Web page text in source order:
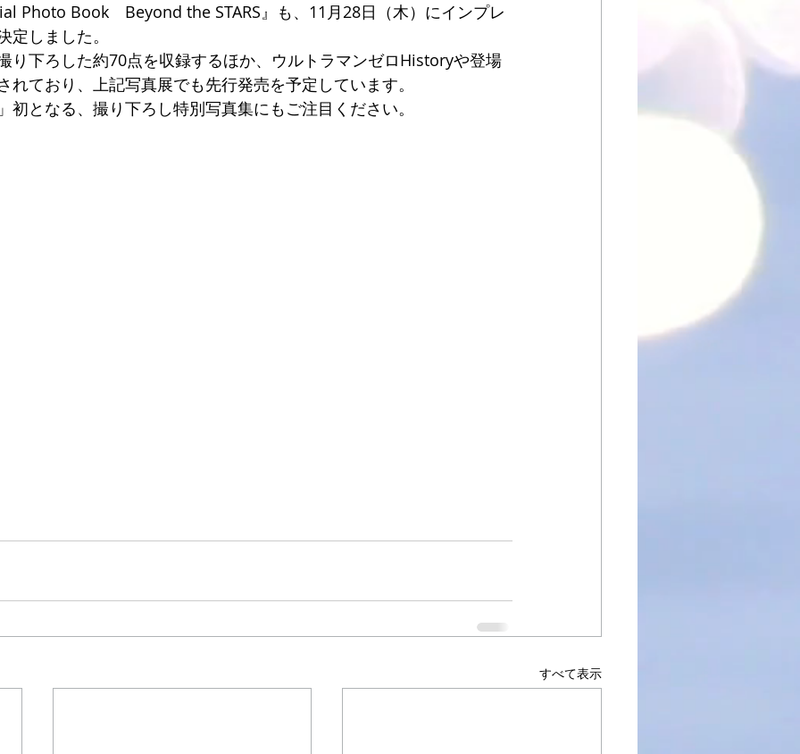
Photo Book　Beyond the STARS』も、11月28日（木）にインプレ
定しました。
り下ろした約70点を収録するほか、ウルトラマンゼロHistoryや登場
れており、上記写真展でも先行発売を予定しています。
初となる、撮り下ろし特別写真集にもご注目ください。
すべて表示